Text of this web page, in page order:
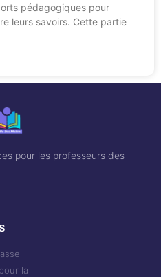
pédagogiques pour
leurs savoirs. Cette partie
pour les professeurs des
la